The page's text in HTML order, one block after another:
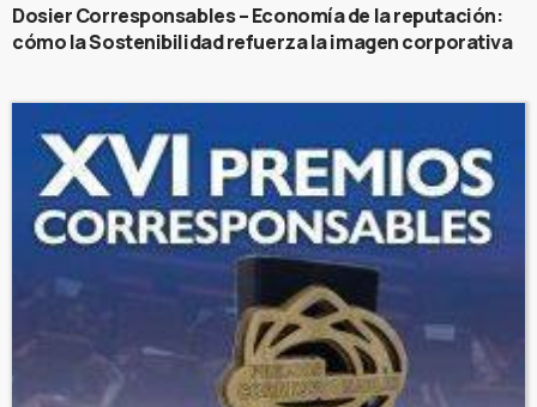
Dosier Corresponsables – Economía de la reputación:
cómo la Sostenibilidad refuerza la imagen corporativa